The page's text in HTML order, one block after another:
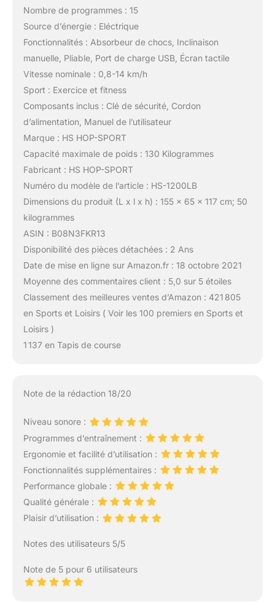
Nombre de programmes : 15
Source d’énergie : Eléctrique
Fonctionnalités : Absorbeur de chocs, Inclinaison
manuelle, Pliable, Port de charge USB, Écran tactile
Vitesse nominale : 0,8-14 km/h
Sport : Exercice et fitness
Composants inclus : Clé de sécurité, Cordon
d’alimentation, Manuel de l’utilisateur
Marque : HS HOP-SPORT
Capacité maximale de poids : 130 Kilogrammes
Fabricant : HS HOP-SPORT
Numéro du modèle de l’article : HS-1200LB
Dimensions du produit (L x l x h) : 155 x 65 x 117 cm; 50
kilogrammes
ASIN : B08N3FKR13
Disponibilité des pièces détachées : 2 Ans
Date de mise en ligne sur Amazon.fr : 18 octobre 2021
Moyenne des commentaires client : 5,0 sur 5 étoiles
Classement des meilleures ventes d’Amazon : 421 805
en Sports et Loisirs ( Voir les 100 premiers en Sports et
Loisirs )
1 137 en Tapis de course
Note de la rédaction 18/20
Niveau sonore :
Programmes d’entraînement :
Ergonomie et facilité d’utilisation :
Fonctionnalités supplémentaires :
Performance globale :
Qualité générale :
Plaisir d’utilisation :
Notes des utilisateurs 5/5
Note de 5 pour 6 utilisateurs